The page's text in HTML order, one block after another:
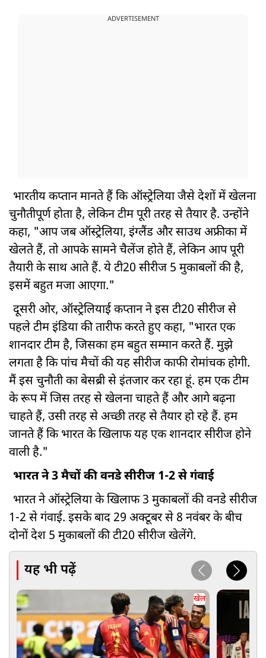
ADVERTISEMENT
भारतीय कप्तान मानते हैं कि ऑस्ट्रेलिया जैसे देशों में खेलना
चुनौतीपूर्ण होता है, लेकिन टीम पूरी तरह से तैयार है. उन्होंने
कहा, "आप जब ऑस्ट्रेलिया, इंग्लैंड और साउथ अफ्रीका में
खेलते हैं, तो आपके सामने चैलेंज होते हैं, लेकिन आप पूरी
तैयारी के साथ आते हैं. ये टी20 सीरीज 5 मुकाबलों की है,
इसमें बहुत मजा आएगा."
दूसरी ओर, ऑस्ट्रेलियाई कप्तान ने इस टी20 सीरीज से
पहले टीम इंडिया की तारीफ करते हुए कहा, "भारत एक
शानदार टीम है, जिसका हम बहुत सम्मान करते हैं. मुझे
लगता है कि पांच मैचों की यह सीरीज काफी रोमांचक होगी.
मैं इस चुनौती का बेसब्री से इंतजार कर रहा हूं. हम एक टीम
के रूप में जिस तरह से खेलना चाहते हैं और आगे बढ़ना
चाहते हैं, उसी तरह से अच्छी तरह से तैयार हो रहे हैं. हम
जानते हैं कि भारत के खिलाफ यह एक शानदार सीरीज होने
वाली है."
भारत ने 3 मैचों की वनडे सीरीज 1-2 से गंवाई
भारत ने ऑस्ट्रेलिया के खिलाफ 3 मुकाबलों की वनडे सीरीज
1-2 से गंवाई. इसके बाद 29 अक्टूबर से 8 नवंबर के बीच
दोनों देश 5 मुकाबलों की टी20 सीरीज खेलेंगे.
यह भी पढ़ें
खेल